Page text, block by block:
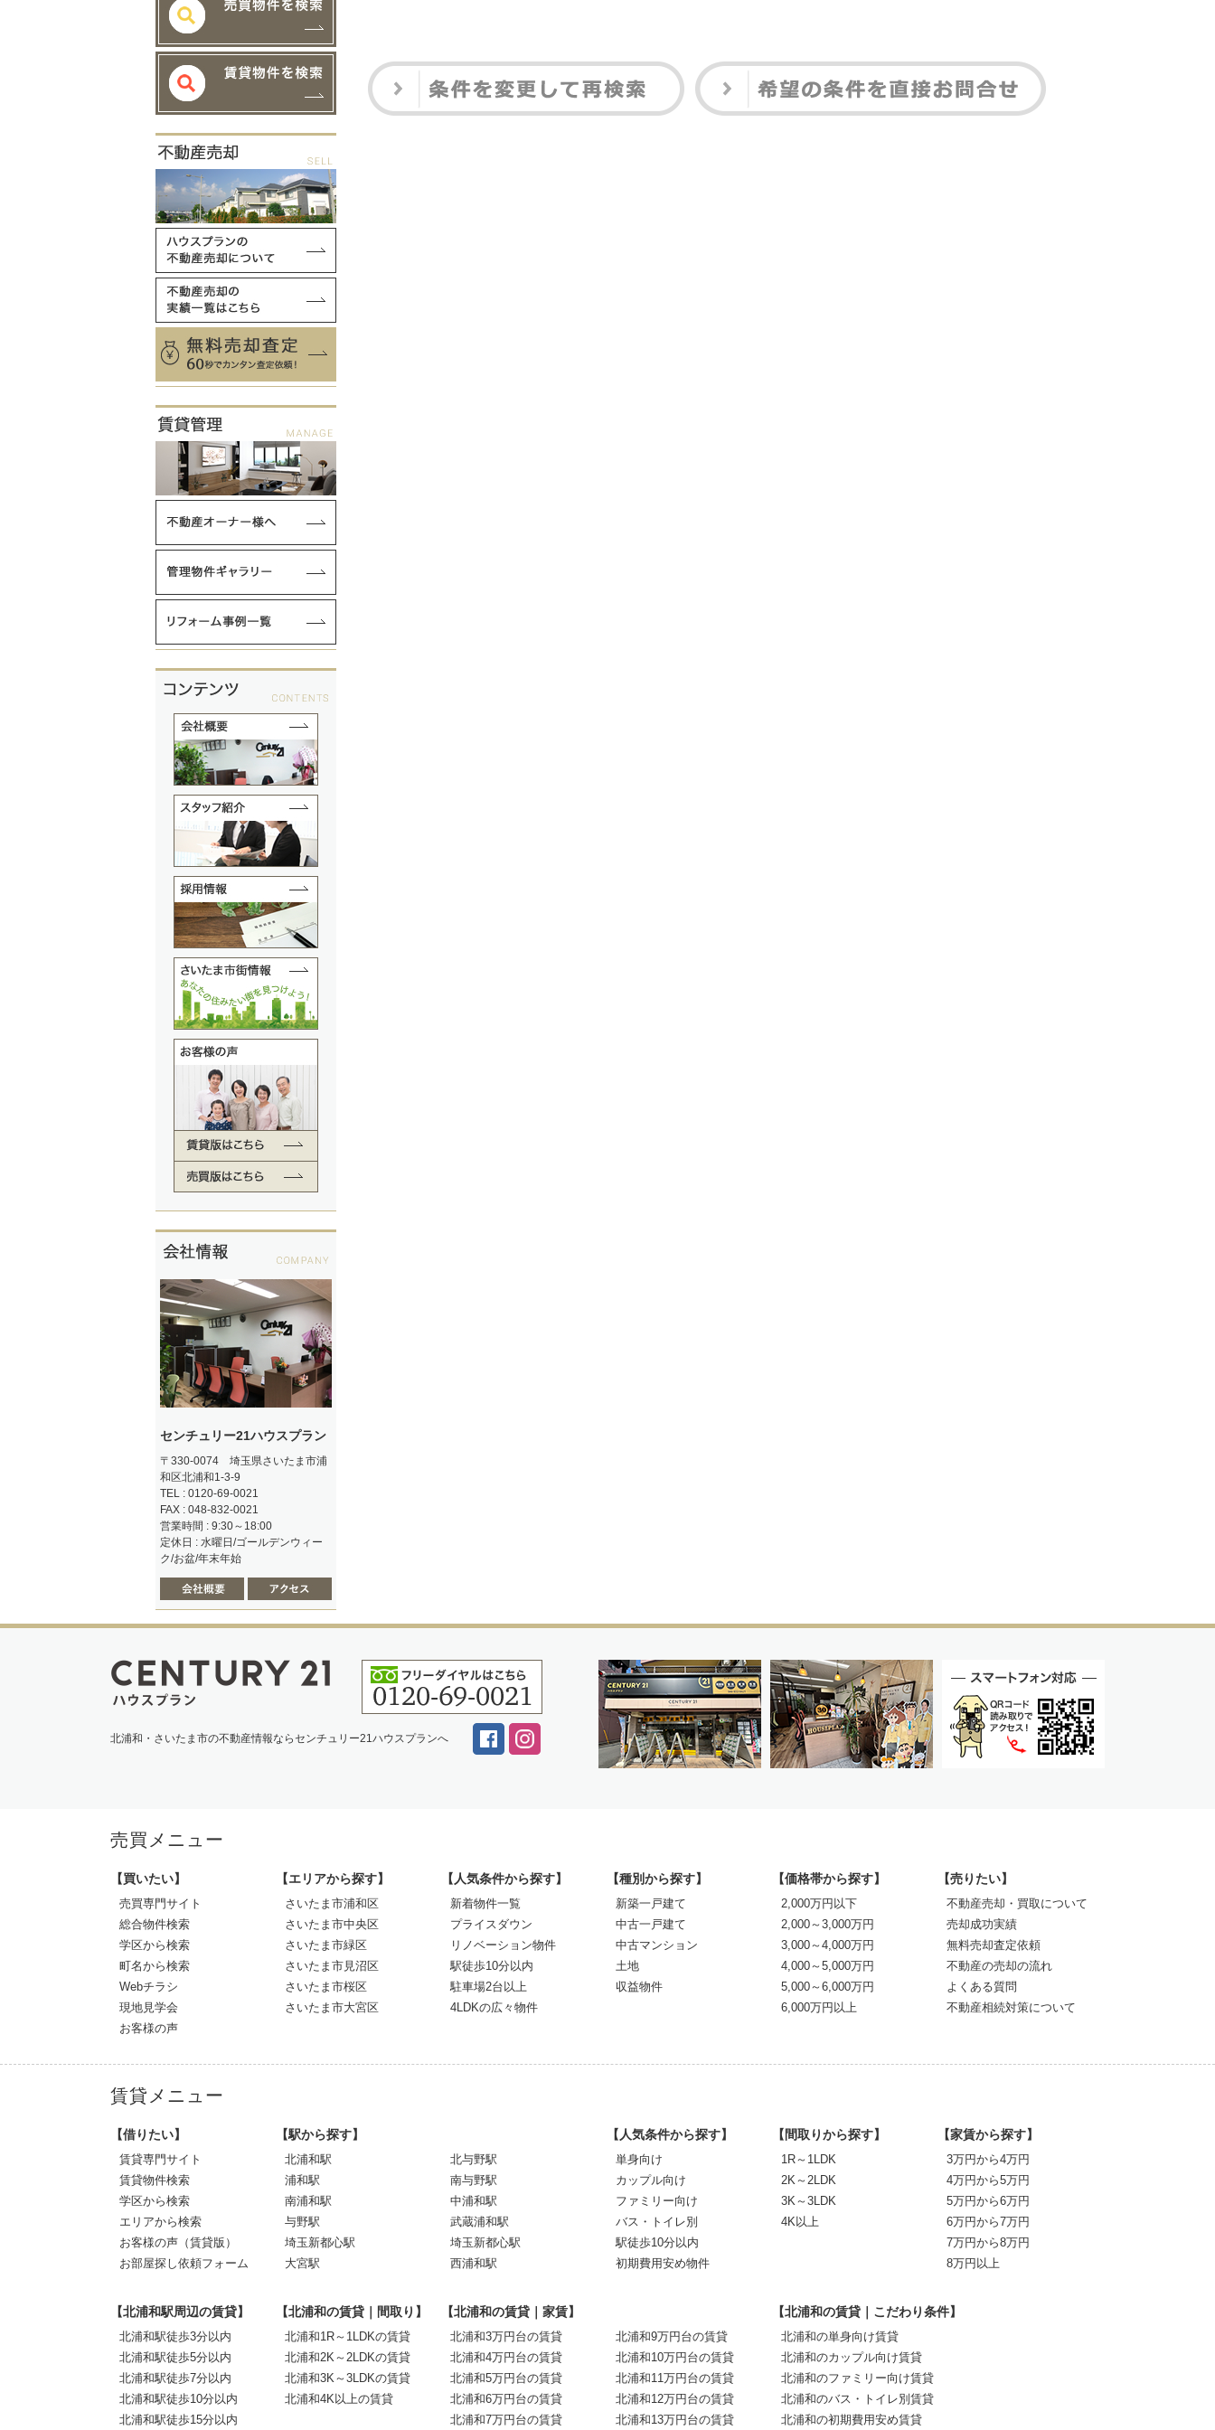
センチュリー21ハウスプラン
〒330-0074 埼玉県さいたま市浦
和区北浦和1-3-9
TEL : 0120-69-0021
FAX : 048-832-0021
営業時間 : 9:30～18:00
定休日 : 水曜日/ゴールデンウィー
ク/お盆/年末年始
北浦和・さいたま市の不動産情報ならセンチュリー21ハウスプランへ
売買メニュー
【買いたい】
売買専門サイト
総合物件検索
学区から検索
町名から検索
Webチラシ
現地見学会
お客様の声
【エリアから探す】
さいたま市浦和区
さいたま市中央区
さいたま市緑区
さいたま市見沼区
さいたま市桜区
さいたま市大宮区
【人気条件から探す】
新着物件一覧
プライスダウン
リノベーション物件
駅徒歩10分以内
駐車場2台以上
4LDKの広々物件
【種別から探す】
新築一戸建て
中古一戸建て
中古マンション
土地
収益物件
【価格帯から探す】
2,000万円以下
2,000～3,000万円
3,000～4,000万円
4,000～5,000万円
5,000～6,000万円
6,000万円以上
【売りたい】
不動産売却・買取について
売却成功実績
無料売却査定依頼
不動産の売却の流れ
よくある質問
不動産相続対策について
賃貸メニュー
【借りたい】
賃貸専門サイト
賃貸物件検索
学区から検索
エリアから検索
お客様の声（賃貸版）
お部屋探し依頼フォーム
【駅から探す】
北浦和駅
浦和駅
南浦和駅
与野駅
埼玉新都心駅
大宮駅
北与野駅
南与野駅
中浦和駅
武蔵浦和駅
埼玉新都心駅
西浦和駅
【人気条件から探す】
単身向け
カップル向け
ファミリー向け
バス・トイレ別
駅徒歩10分以内
初期費用安め物件
【間取りから探す】
1R～1LDK
2K～2LDK
3K～3LDK
4K以上
【家賃から探す】
3万円から4万円
4万円から5万円
5万円から6万円
6万円から7万円
7万円から8万円
8万円以上
【北浦和駅周辺の賃貸】
北浦和駅徒歩3分以内
北浦和駅徒歩5分以内
北浦和駅徒歩7分以内
北浦和駅徒歩10分以内
北浦和駅徒歩15分以内
【北浦和の賃貸｜間取り】
北浦和1R～1LDKの賃貸
北浦和2K～2LDKの賃貸
北浦和3K～3LDKの賃貸
北浦和4K以上の賃貸
【北浦和の賃貸｜家賃】
北浦和3万円台の賃貸
北浦和4万円台の賃貸
北浦和5万円台の賃貸
北浦和6万円台の賃貸
北浦和7万円台の賃貸
北浦和9万円台の賃貸
北浦和10万円台の賃貸
北浦和11万円台の賃貸
北浦和12万円台の賃貸
北浦和13万円台の賃貸
【北浦和の賃貸｜こだわり条件】
北浦和の単身向け賃貸
北浦和のカップル向け賃貸
北浦和のファミリー向け賃貸
北浦和のバス・トイレ別賃貸
北浦和の初期費用安め賃貸